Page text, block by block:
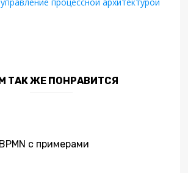
ТАК ЖЕ ПОНРАВИТСЯ
с примерами